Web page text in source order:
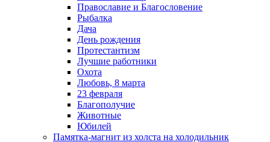
Православие и Благословение
Рыбалка
Дача
День рождения
Протестантизм
Лучшие работники
Охота
Любовь, 8 марта
23 февраля
Благополучие
Животные
Юбилей
Памятка-магнит из холста на холодильник